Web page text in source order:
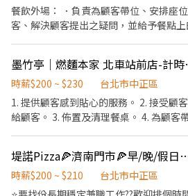
09:00~18:00 (2)晚班：18:00~22:30或
間，週六、週日有一天可排班者尤佳。)
時以上。 ✅提供免費溫馨員工餐點、交
歡迎無餐飲工作經驗、對餐飲業有熱忱的
------------------- 店鋪地址：台北市中正
與重慶南路交叉口) 大眾運輸搭乘方式：
出口 ＊捷運淡水信義線-台大醫院1號
入三澧 成為家人』共同創造無限可能。
澧餐飲集團 HUMAX ASIA，屬於日本
餐飲外場： ．負責為顧客帶位、安排座
客、解決顧客提出之疑問，並給予餐點
負責結帳、收銀等工作。 餐飲內場： ．
前與烹飪中之準備工作與其他餐廳相關事
切各種食材。 ．負責清理工作環境、設
所需要的食材。 ．協助測量食材的容量
墨竹
時薪$200 ~ $230
台北市中正區
1. 提供顧客感到貼心的服務。 2. 接受顧客詢問或主動提供諮商建議
給顧客。 3. 佈置及清理餐桌。 4. 為顧客
堤諾Pizza🍕濟南門市🍕早/晚/
時薪$200 ~ $210
台北市中正區